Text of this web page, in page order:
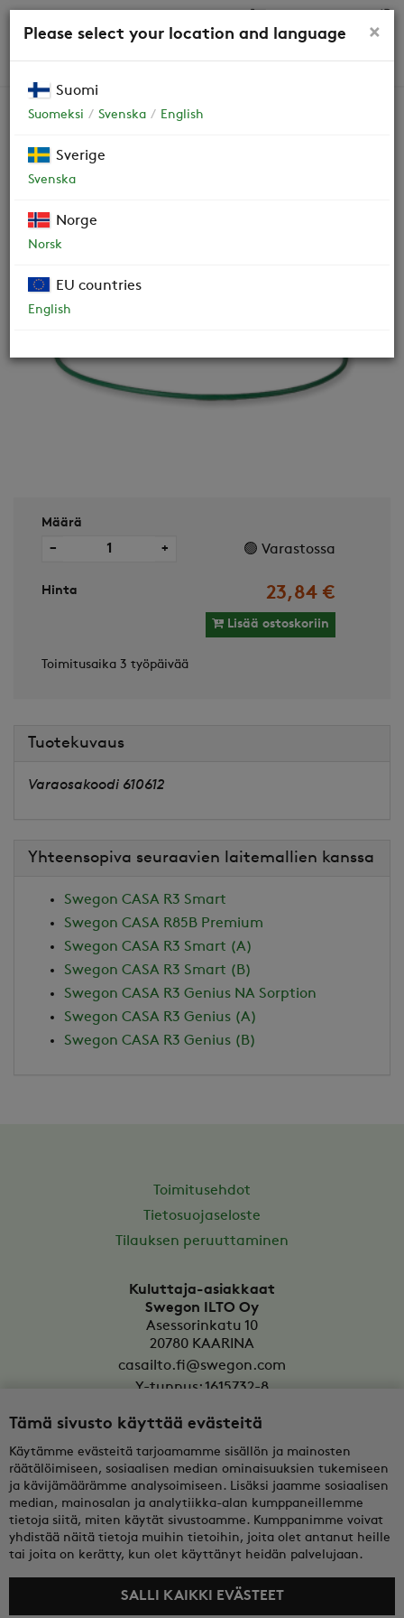
Roottorin vetoremmi L=990
610612-A
Määrä
− + 🟢 Varastossa
Hinta 23,84 €
Lisää ostoskoriin
Toimitusaika 3 työpäivää
Tuotekuvaus
Varaosakoodi 610612
Yhteensopiva seuraavien laitemallien kanssa
Swegon CASA R3 Smart
Swegon CASA R85B Premium
Swegon CASA R3 Smart (A)
Swegon CASA R3 Smart (B)
Swegon CASA R3 Genius NA Sorption
Swegon CASA R3 Genius (A)
Swegon CASA R3 Genius (B)
Toimitusehdot
Tietosuojaseloste
Tilauksen peruuttaminen
Kuluttaja-asiakkaat
Swegon ILTO Oy
Asessorinkatu 10
20780 KAARINA
casailto.fi@swegon.com
Y-tunnus: 1615732-8
Yritysasiakkaat
Oy Swegon Ab
Bertel Jungin aukio 7
FI-02600 ESPOO
tekninentuki@swegon.fi
Y-tunnus: 0108352-2
Tämä sivusto käyttää evästeitä
Käytämme evästeitä tarjoamamme sisällön ja mainosten
räätälöimiseen, sosiaalisen median ominaisuuksien tukemiseen
ja kävijämäärämme analysoimiseen. Lisäksi jaamme sosiaalisen
median, mainosalan ja analytiikka-alan kumppaneillemme
tietoja siitä, miten käytät sivustoamme. Kumppanimme voivat
yhdistää näitä tietoja muihin tietoihin, joita olet antanut heille
tai joita on kerätty, kun olet käyttänyt heidän palvelujaan.
SALLI KAIKKI EVÄSTEET
×
Please select your location and language
Suomi
Suomeksi Svenska English
Sverige
Svenska
Norge
Norsk
EU countries
English